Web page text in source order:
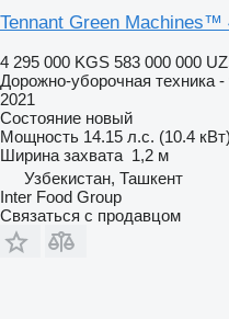
Tennant Green Machines™
4 295 000 KGS 583 000 000
Дорожно-уборочная техника
2021
Состояние новый
Мощность 14.15 л.с. (10.4 кВт)
Ширина захвата 1,2 м
Узбекистан, Ташкент
Inter Food Group
Связаться с продавцом